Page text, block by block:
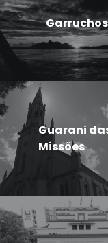
Garruchos
Guarani
Missões